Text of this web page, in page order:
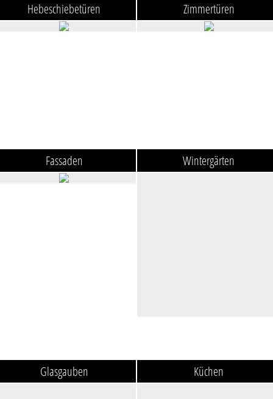
Hebeschiebetüren Zimmertüren
Fassaden Wintergärten
Glasgauben Küchen